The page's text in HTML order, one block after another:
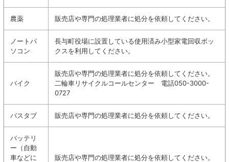
農薬 販売店や専門の処理業者に処分を依頼してください。
ノートパ
ソコン
長与町役場に設置している使用済み小型家電回収ボッ
クスを利用してください。
バイク
販売店や専門の処理業者に処分を依頼してください。
二輪車リサイクルコールセンター 電話050-3000-
0727
バスタブ 販売店や専門の処理業者に処分を依頼してください。
バッテリ
ー（自動
車などに
販売店や専門の処理業者に処分を依頼してください。